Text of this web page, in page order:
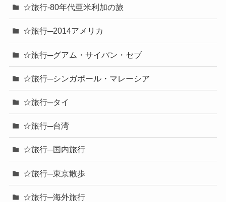
☆旅行-80年代亜米利加の旅
☆旅行─2014アメリカ
☆旅行─グアム・サイパン・セブ
☆旅行─シンガポール・マレーシア
☆旅行─タイ
☆旅行─台湾
☆旅行─国内旅行
☆旅行─東京散歩
☆旅行─海外旅行